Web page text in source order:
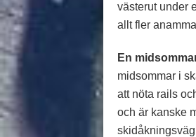
västerut under
allt fler
En
midsommar i
att nöta rails
och är kanske